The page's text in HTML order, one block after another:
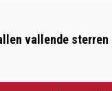
vallende sterren